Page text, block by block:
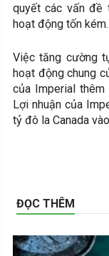
quyết các vấn đề
hoạt động tốn kém.
Việc tăng cường
hoạt động chung
của Imperial
Lợi nhuận của
tỷ đô la Canada
ĐỌC THÊM